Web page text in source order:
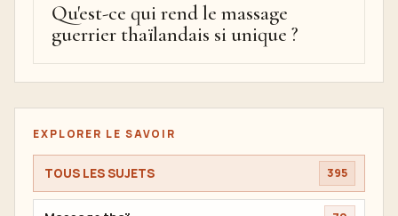
Qu'est-ce qui rend le massage
guerrier thaïlandais si unique ?
EXPLORER LE SAVOIR
TOUS LES SUJETS 395